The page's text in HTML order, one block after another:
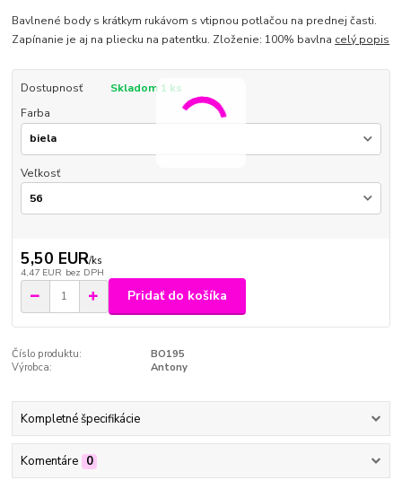
Bavlnené body s krátkym rukávom s vtipnou potlačou na prednej časti.
Zapínanie je aj na pliecku na patentku. Zloženie: 100% bavlna celý popis
Dostupnosť
Skladom 1 ks
Farba
Veľkosť
5,50 EUR/ks
4,47 EUR bez DPH
Pridať do košíka
Číslo produktu:
BO195
Výrobca:
Antony
Kompletné špecifikácie
Komentáre 0